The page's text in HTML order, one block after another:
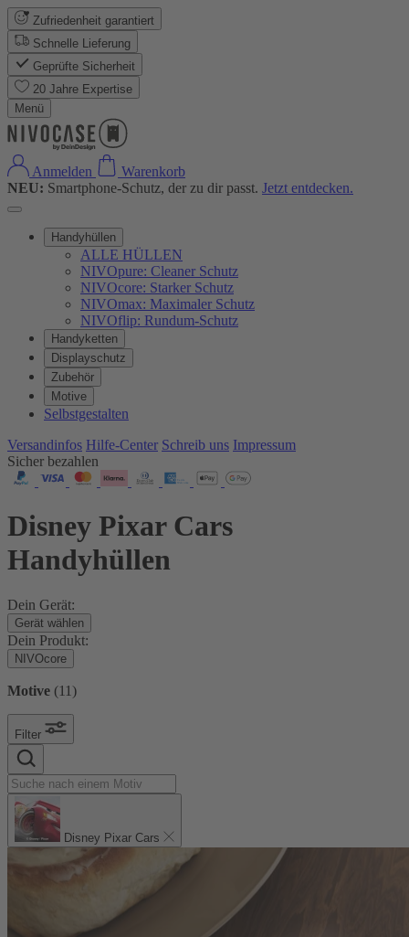
Zufriedenheit garantiert
Schnelle Lieferung
Geprüfte Sicherheit
20 Jahre Expertise
Menü
Anmelden
Warenkorb
NEU: Smartphone-Schutz, der zu dir passt. Jetzt entdecken.
Handyhüllen
ALLE HÜLLEN
NIVOpure: Cleaner Schutz
NIVOcore: Starker Schutz
NIVOmax: Maximaler Schutz
NIVOflip: Rundum-Schutz
Handyketten
Displayschutz
Zubehör
Motive
Selbstgestalten
Versandinfos Hilfe-Center Schreib uns Impressum
Sicher bezahlen
Disney Pixar Cars
Handyhüllen
Dein Gerät:
Gerät wählen
Dein Produkt:
NIVOcore
Motive (11)
Filter
Disney Pixar Cars